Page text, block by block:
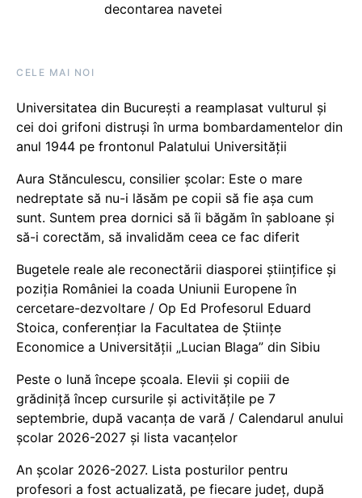
decontarea navetei
CELE MAI NOI
Universitatea din București a reamplasat vulturul și
cei doi grifoni distruși în urma bombardamentelor din
anul 1944 pe frontonul Palatului Universității
Aura Stănculescu, consilier școlar: Este o mare
nedreptate să nu-i lăsăm pe copii să fie așa cum
sunt. Suntem prea dornici să îi băgăm în șabloane și
să-i corectăm, să invalidăm ceea ce fac diferit
Bugetele reale ale reconectării diasporei științifice și
poziția României la coada Uniunii Europene în
cercetare-dezvoltare / Op Ed Profesorul Eduard
Stoica, conferențiar la Facultatea de Științe
Economice a Universității „Lucian Blaga” din Sibiu
Peste o lună începe școala. Elevii și copiii de
grădiniță încep cursurile și activitățile pe 7
septembrie, după vacanța de vară / Calendarul anului
școlar 2026-2027 și lista vacanțelor
An școlar 2026-2027. Lista posturilor pentru
profesori a fost actualizată, pe fiecare județ, după